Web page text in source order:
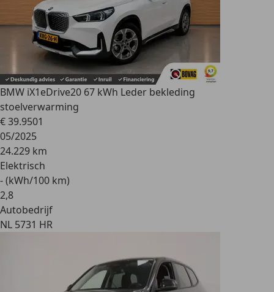
BMW iX1eDrive20 67 kWh Leder bekleding
stoelverwarming
€ 39.9501
05/2025
24.229 km
Elektrisch
- (kWh/100 km)
2,8
Autobedrijf
NL 5731 HR